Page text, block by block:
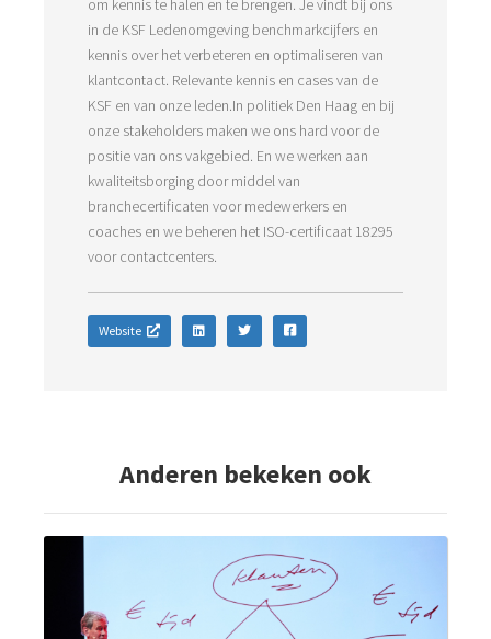
om kennis te halen en te brengen. Je vindt bij ons
in de KSF Ledenomgeving benchmarkcijfers en
kennis over het verbeteren en optimaliseren van
klantcontact. Relevante kennis en cases van de
KSF en van onze leden.In politiek Den Haag en bij
onze stakeholders maken we ons hard voor de
positie van ons vakgebied. En we werken aan
kwaliteitsborging door middel van
branchecertificaten voor medewerkers en
coaches en we beheren het ISO-certificaat 18295
voor contactcenters.
Website
Anderen bekeken ook